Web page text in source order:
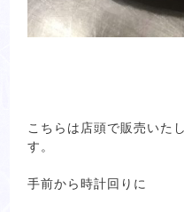
こちらは店頭で販売いた
す。
手前から時計回りに